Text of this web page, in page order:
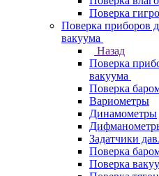
Поверка
Поверка приборов
вакуума
Назад
Поверка
вакуума
Поверка
Вариометры
Динамометры
Задатчики
Поверка
Поверка